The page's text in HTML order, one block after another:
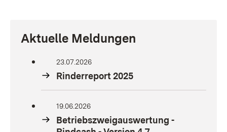
Aktuelle Meldungen
23.07.2026
Rinderreport 2025
19.06.2026
Betriebszweigauswertung -